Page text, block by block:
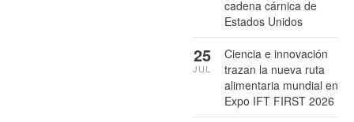
cadena cárnica de
Estados Unidos
Ciencia e innovación
trazan la nueva ruta
alimentaria mundial en
Expo IFT FIRST 2026
25
JUL